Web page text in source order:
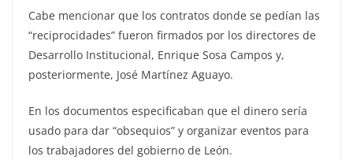
Cabe mencionar que los contratos donde se pedían las
“reciprocidades” fueron firmados por los directores de
Desarrollo Institucional, Enrique Sosa Campos y,
posteriormente, José Martínez Aguayo.
En los documentos especificaban que el dinero sería
usado para dar “obsequios” y organizar eventos para
los trabajadores del gobierno de León.